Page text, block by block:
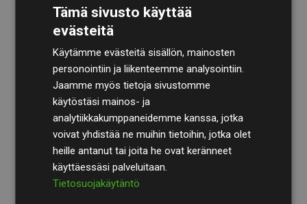
TilintarkastusyhtiöBDOkäy säännöllisesti läpi
laskelmamme ja menetelmämme varmistaakseen
läpinäkyvyyden ja luotettavuuden.
Heidän tarkastuksensa osoittavat, että investoinnit
ilmastohankkeisiin kompensoivat keskimäärin
Tämä sivusto käyttää
evästeitä
Käytämme evästeitä sisällön, mainosten
personointiin ja liikenteemme analysointiin.
Jaamme myös tietoja sivustomme
käytöstäsi mainos- ja
analytiikkakumppaneidemme kanssa, jotka
voivat yhdistää ne muihin tietoihin, jotka olet
heille antanut tai joita he ovat keränneet
käyttäessäsi palveluitaan.
Tietosuojakäytäntö